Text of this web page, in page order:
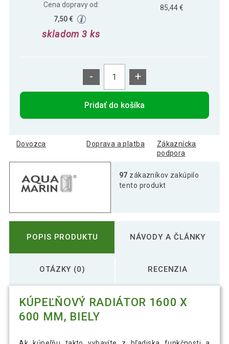
Cena dopravy od:
7,50 €
skladom 3 ks
85,44 €
- +
Pridať do košíka
Dovozca Doprava a platba
Zákaznícka
podpora
97 zákazníkov zakúpilo
tento produkt
POPIS PRODUKTU NÁVODY A ČLÁNKY
OTÁZKY (0) RECENZIA
KÚPEĽŇOVÝ RADIÁTOR 1600 X
600 MM, BIELY